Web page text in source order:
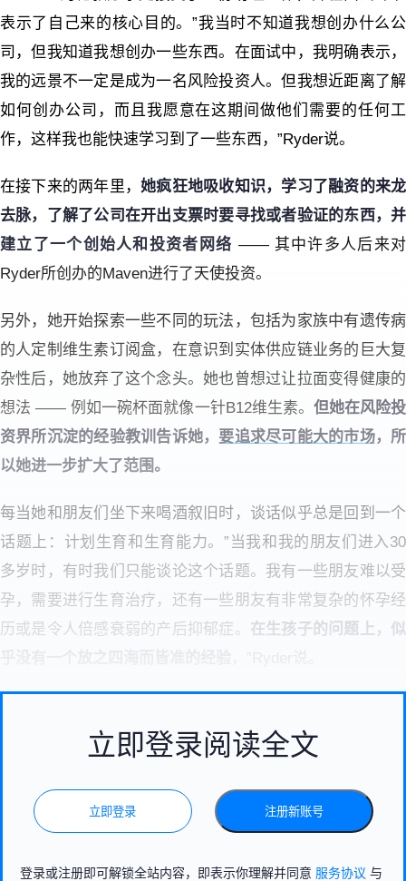
表示了自己来的核心目的。”我当时不知道我想创办什么公
司，但我知道我想创办一些东西。在面试中，我明确表示，
我的远景不一定是成为一名风险投资人。但我想近距离了解
如何创办公司，而且我愿意在这期间做他们需要的任何工
作，这样我也能快速学习到了一些东西，”Ryder说。
在接下来的两年里，她疯狂地吸收知识，学习了融资的来龙
去脉，了解了公司在开出支票时要寻找或者验证的东西，并
建立了一个创始人和投资者网络 —— 其中许多人后来对
Ryder所创办的Maven进行了天使投资。
另外，她开始探索一些不同的玩法，包括为家族中有遗传病
的人定制维生素订阅盒，在意识到实体供应链业务的巨大复
杂性后，她放弃了这个念头。她也曾想过让拉面变得健康的
想法 —— 例如一碗杯面就像一针B12维生素。 但她在风险投
资界所沉淀的经验教训告诉她， 要追求尽可能大的市场，所
以她进一步扩大了范围。
每当她和朋友们坐下来喝酒叙旧时，谈话似乎总是回到一个
话题上：计划生育和生育能力。”当我和我的朋友们进入30
多岁时，有时我们只能谈论这个话题。我有一些朋友难以受
孕，需要进行生育治疗，还有一些朋友有非常复杂的怀孕经
历或是令人倍感衰弱的产后抑郁症。 在生孩子的问题上，似
立即登录阅读全文
立即登录 注册新账号
登录或注册即可解锁全站内容，即表示你理解并同意 服务协议 与